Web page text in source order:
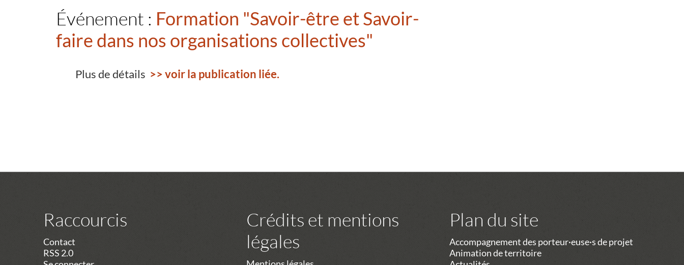
Événement : Formation "Savoir-être et Savoir-
faire dans nos organisations collectives"
Plus de détails >> voir la publication liée.
Raccourcis
Contact
RSS 2.0
Crédits et mentions
légales
Plan du site
Accompagnement des porteur·euse·s de projet
Animation de territoire